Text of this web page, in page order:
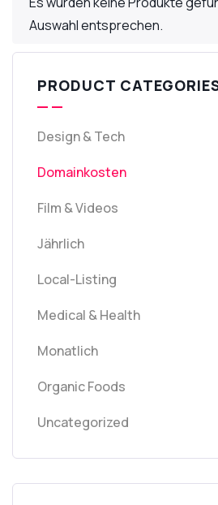
Auswahl entsprechen.
PRODUCT
Design & Tech
Domainkosten
Film & Videos
Jährlich
Local-Listing
Medical & Health
Monatlich
Organic Foods
Uncategorized